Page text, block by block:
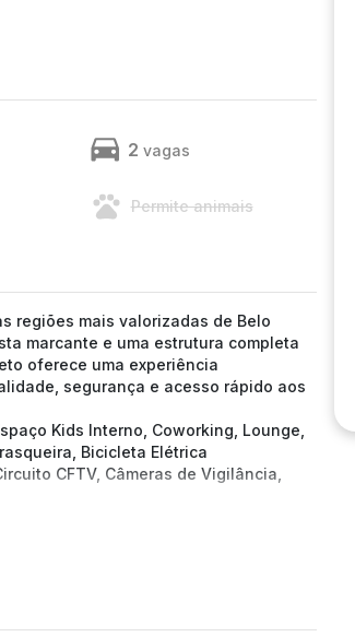
2 vagas
Permite animais
regiões mais valorizadas de Belo
marcante e uma estrutura completa
oferece uma experiência
segurança e acesso rápido aos
Kids Interno, Coworking, Lounge,
Bicicleta Elétrica
CFTV, Câmeras de Vigilância,